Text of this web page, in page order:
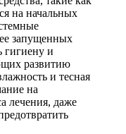
на начальных
запущенных
гигиену и
развитию
и тесная
на
лечения, даже